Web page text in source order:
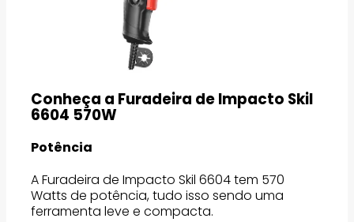
Conheça a Furadeira de Impacto Skil
6604 570W
Potência
A Furadeira de Impacto Skil 6604 tem 570
Watts de potência, tudo isso sendo uma
ferramenta leve e compacta.